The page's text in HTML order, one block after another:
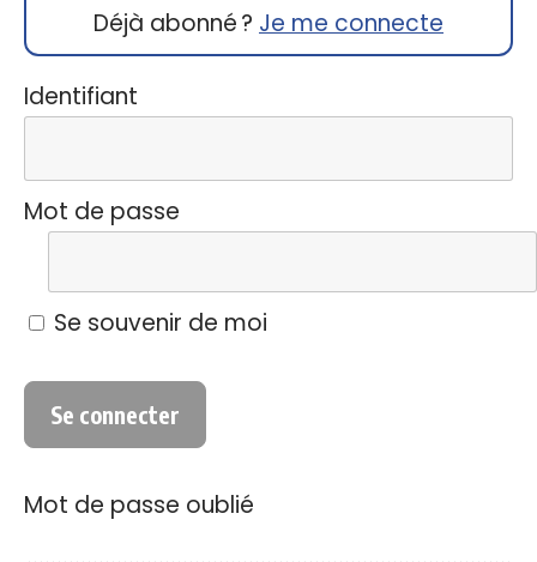
Déjà abonné ? Je me connecte
Identifiant
Mot de passe
Se souvenir de moi
Mot de passe oublié